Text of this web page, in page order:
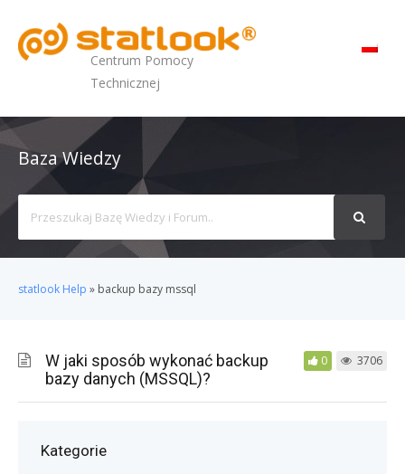
Centrum Pomocy
Technicznej
Baza Wiedzy
For
statlook Help » backup bazy mssql
W jaki sposób wykonać backup
bazy danych (MSSQL)?
0 3706
Kategorie